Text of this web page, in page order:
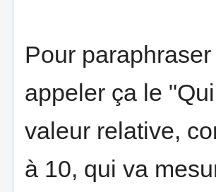
Pour
appeler ça le
valeur relative,
à 10, qui va